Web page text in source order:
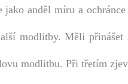
anděl míru a
modlitby. Měli
modlitbu. Při třetím